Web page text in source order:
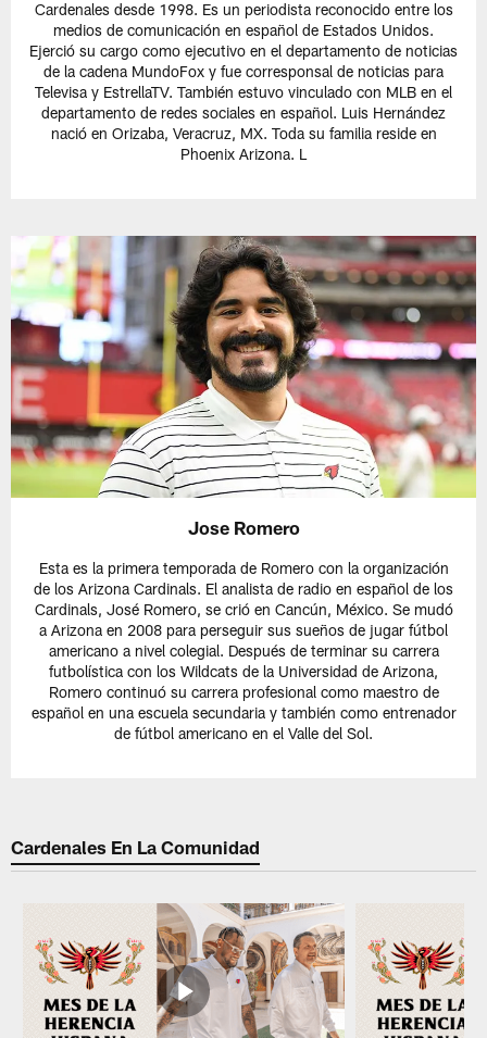
Cardenales desde 1998. Es un periodista reconocido entre los
medios de comunicación en español de Estados Unidos.
Ejerció su cargo como ejecutivo en el departamento de noticias
de la cadena MundoFox y fue corresponsal de noticias para
Televisa y EstrellaTV. También estuvo vinculado con MLB en el
departamento de redes sociales en español. Luis Hernández
nació en Orizaba, Veracruz, MX. Toda su familia reside en
Phoenix Arizona. L
Jose Romero
Esta es la primera temporada de Romero con la organización
de los Arizona Cardinals. El analista de radio en español de los
Cardinals, José Romero, se crió en Cancún, México. Se mudó
a Arizona en 2008 para perseguir sus sueños de jugar fútbol
americano a nivel colegial. Después de terminar su carrera
futbolística con los Wildcats de la Universidad de Arizona,
Romero continuó su carrera profesional como maestro de
español en una escuela secundaria y también como entrenador
de fútbol americano en el Valle del Sol.
Cardenales En La Comunidad